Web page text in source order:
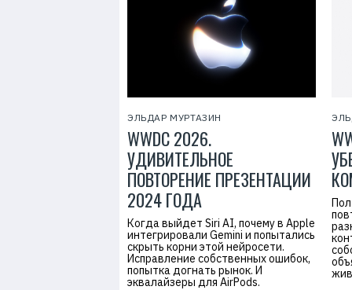
ЭЛЬДАР МУРТАЗИН
WWDC 2026.
УДИВИТЕЛЬНОЕ
ПОВТОРЕНИЕ ПРЕЗЕНТАЦИИ
2024 ГОДА
Когда выйдет Siri AI, почему в Apple
интегрировали Gemini и попытались
скрыть корни этой нейросети.
Исправление собственных ошибок,
попытка догнать рынок. И
эквалайзеры для AirPods.